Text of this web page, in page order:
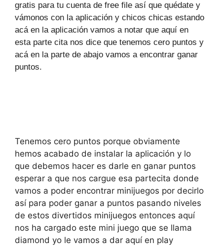
gratis para tu cuenta de free file así que quédate y
vámonos con la aplicación y chicos chicas estando
acá en la aplicación vamos a notar que aquí en
esta parte cita nos dice que tenemos cero puntos y
acá en la parte de abajo vamos a encontrar ganar
puntos.
Tenemos cero puntos porque obviamente
hemos acabado de instalar la aplicación y lo
que debemos hacer es darle en ganar puntos
esperar a que nos cargue esa partecita donde
vamos a poder encontrar minijuegos por decirlo
así para poder ganar a puntos pasando niveles
de estos divertidos minijuegos entonces aquí
nos ha cargado este mini juego que se llama
diamond yo le vamos a dar aquí en play